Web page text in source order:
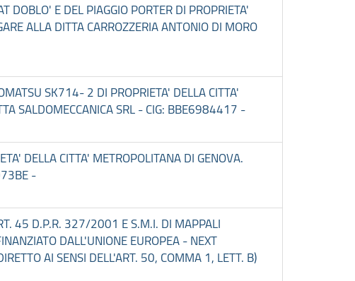
E DEL PIAGGIO PORTER DI PROPRIETA'
ALLA DITTA CARROZZERIA ANTONIO DI MORO
SK714- 2 DI PROPRIETA' DELLA CITTA'
SALDOMECCANICA SRL - CIG: BBE6984417 -
DELLA CITTA' METROPOLITANA DI GENOVA.
-
45 D.P.R. 327/2001 E S.M.I. DI MAPPALI
DALL'UNIONE EUROPEA - NEXT
AI SENSI DELL'ART. 50, COMMA 1, LETT. B)